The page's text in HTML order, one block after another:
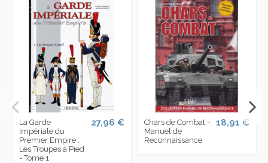
La Garde
Impériale du
Premier Empire :
Les Troupes à Pied
- Tome 1
27,96 €
Chars de Combat -
Manuel de
Reconnaissance
18,91 €